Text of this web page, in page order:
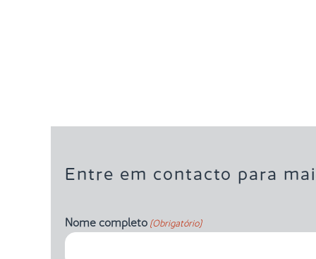
Entre em contacto para
Nome completo(Obrigatório)